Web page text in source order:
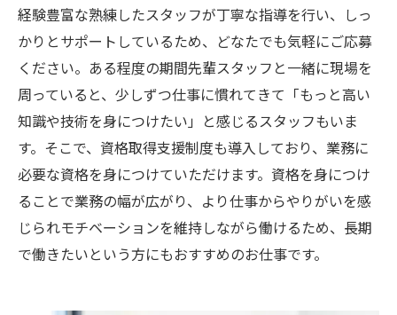
経験豊富な熟練したスタッフが丁寧な指導を行い、しっ
かりとサポートしているため、どなたでも気軽にご応募
ください。ある程度の期間先輩スタッフと一緒に現場を
周っていると、少しずつ仕事に慣れてきて「もっと高い
知識や技術を身につけたい」と感じるスタッフもいま
す。そこで、資格取得支援制度も導入しており、業務に
必要な資格を身につけていただけます。資格を身につけ
ることで業務の幅が広がり、より仕事からやりがいを感
じられモチベーションを維持しながら働けるため、長期
で働きたいという方にもおすすめのお仕事です。